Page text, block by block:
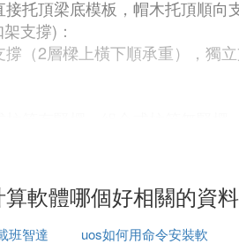
托頂梁底模板，帽木托頂順向
支撐)：
（2層樑上橫下順承重），獨
柱箍有豎楞，組合式柱箍無豎
支撐）：
橫下順單門架，2層樑上順下橫
具式鋼管立柱支撐）：
軟體哪個好相關的資料
班智達
uos如何用命令安裝軟